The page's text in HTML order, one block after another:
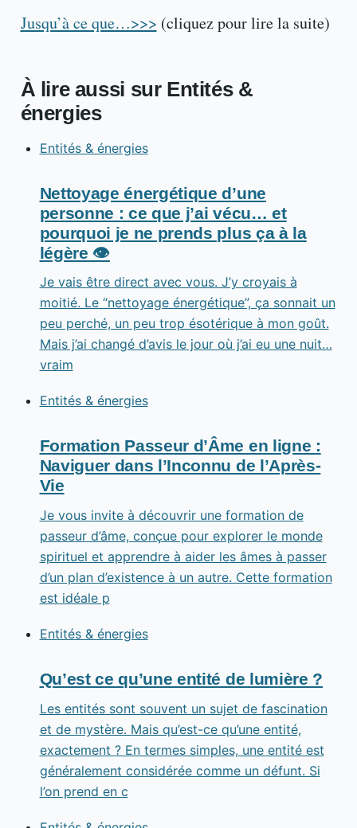
Jusqu’à ce que…>>> (cliquez pour lire la suite)
À lire aussi sur Entités &
énergies
Entités & énergies
Nettoyage énergétique d’une
personne : ce que j’ai vécu… et
pourquoi je ne prends plus ça à la
légère 👁️
Je vais être direct avec vous. J’y croyais à
moitié. Le “nettoyage énergétique”, ça sonnait un
peu perché, un peu trop ésotérique à mon goût.
Mais j’ai changé d’avis le jour où j’ai eu une nuit…
vraim
Entités & énergies
Formation Passeur d’Âme en ligne :
Naviguer dans l’Inconnu de l’Après-
Vie
Je vous invite à découvrir une formation de
passeur d’âme, conçue pour explorer le monde
spirituel et apprendre à aider les âmes à passer
d’un plan d’existence à un autre. Cette formation
est idéale p
Entités & énergies
Qu’est ce qu’une entité de lumière ?
Les entités sont souvent un sujet de fascination
et de mystère. Mais qu’est-ce qu’une entité,
exactement ? En termes simples, une entité est
généralement considérée comme un défunt. Si
l’on prend en c